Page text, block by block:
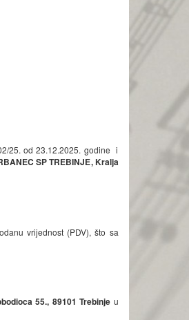
25. od 23.12.2025. godine i
SP TREBINJE, Kralja
vrijednost (PDV), što sa
55., 89101 Trebinje u